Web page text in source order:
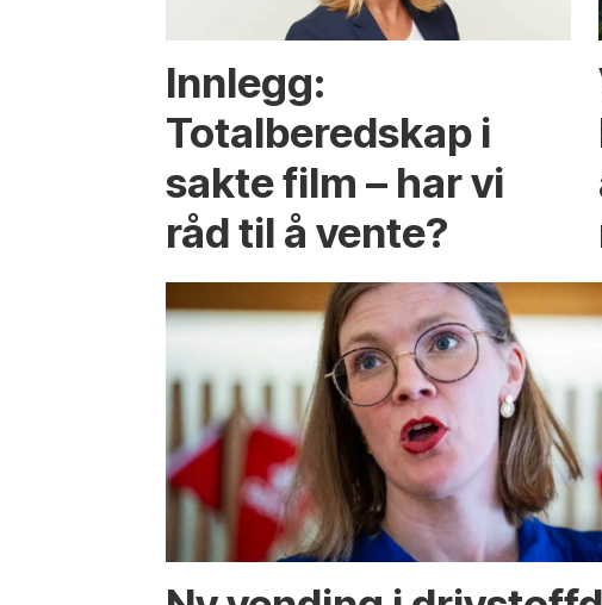
Innlegg:
Totalberedskap i
sakte film – har vi
råd til å vente?